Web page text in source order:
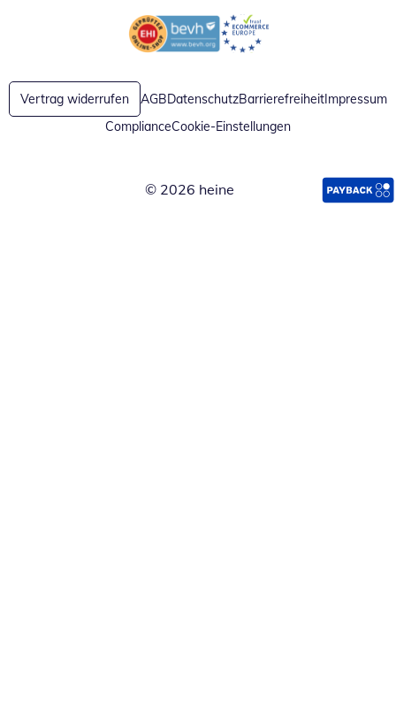
Öffnet in neuem FensterÖffnet in neuem Fenster
Vertrag widerrufen AGBDatenschutzBarrierefreiheitImpressum
ComplianceCookie-Einstellungen
© 2026 heine